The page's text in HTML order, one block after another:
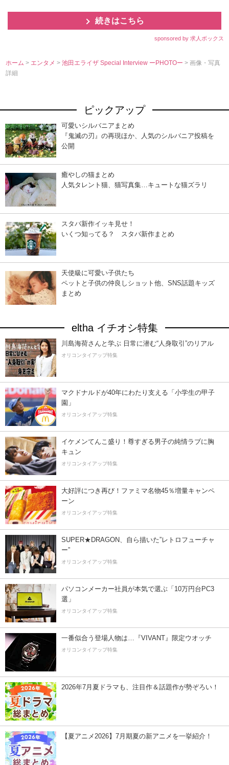
続きはこちら
sponsored by 求人ボックス
ホーム > エンタメ>池田エライザ Special Interview ーPHOTOー> 画像・写真
詳細
ピックアップ
可愛いシルバニアまとめ
『鬼滅の刃』の再現ほか、人気のシルバニア投稿を
公開
癒やしの猫まとめ
人気タレント猫、猫写真集…キュートな猫ズラリ
スタバ新作イッキ見せ！
いくつ知ってる？ スタバ新作まとめ
天使級に可愛い子供たち
ペットと子供の仲良しショット他、SNS話題キッズ
まとめ
eltha イチオシ特集
川島海荷さんと学ぶ 日常に潜む“人身取引”のリアル
オリコンタイアップ特集
マクドナルドが40年にわたり支える「小学生の甲子
園」
オリコンタイアップ特集
イケメンてんこ盛り！尊すぎる男子の純情ラブに胸
キュン
オリコンタイアップ特集
大好評につき再び！ファミマ名物45％増量キャンペ
ーン
オリコンタイアップ特集
SUPER★DRAGON、自ら描いた”レトロフューチャ
ー”
オリコンタイアップ特集
パソコンメーカー社員が本気で選ぶ「10万円台PC3
選」
オリコンタイアップ特集
一番似合う登場人物は…『VIVANT』限定ウオッチ
オリコンタイアップ特集
2026年7月夏ドラマも、注目作＆話題作が勢ぞろい！
【夏アニメ2026】7月期夏の新アニメを一挙紹介！